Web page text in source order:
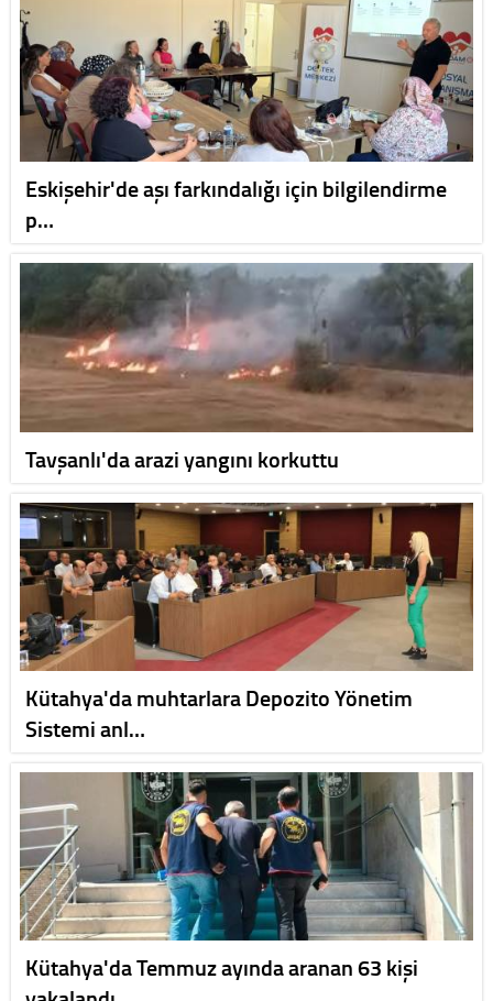
Eskişehir'de aşı farkındalığı için bilgilendirme
p…
Tavşanlı'da arazi yangını korkuttu
Kütahya'da muhtarlara Depozito Yönetim
Sistemi anl…
Kütahya'da Temmuz ayında aranan 63 kişi